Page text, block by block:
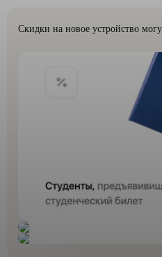
Скидки на новое устройство